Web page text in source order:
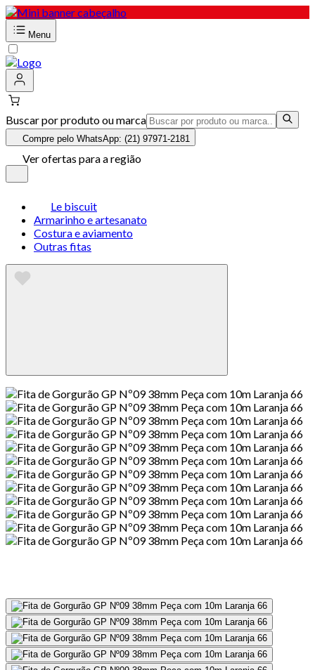
Menu
Buscar por produto ou marca
Compre pelo WhatsApp: (21) 97971-2181
Ver ofertas para a região
Le biscuit
Armarinho e artesanato
Costura e aviamento
Outras fitas